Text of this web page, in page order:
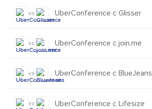
vs UberConference с Glisser
vs UberConference с join.me
vs UberConference с BlueJeans
vs UberConference с Lifesize